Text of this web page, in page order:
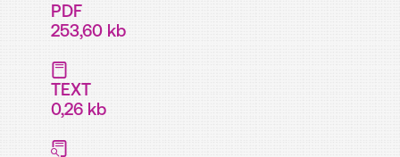
PDF
253,60 kb
TEXT
0,26 kb